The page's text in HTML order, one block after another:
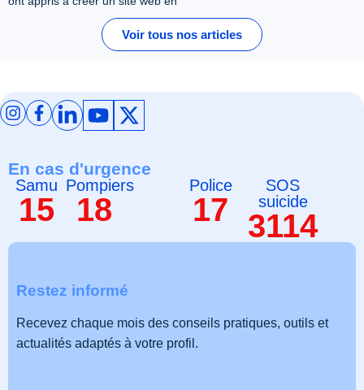
Voir tous nos articles
En cas d'urgence
Samu
15
Pompiers
18
Police
17
SOS
suicide
3114
Restez informé
Recevez chaque mois des conseils pratiques, outils et
actualités adaptés à votre profil.